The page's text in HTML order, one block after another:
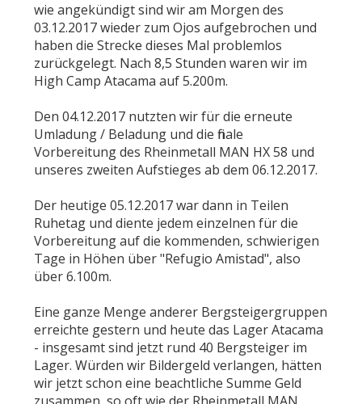
wie angekündigt sind wir am Morgen des
03.12.2017 wieder zum Ojos aufgebrochen und
haben die Strecke dieses Mal problemlos
zurückgelegt. Nach 8,5 Stunden waren wir im
High Camp Atacama auf 5.200m.
Den 04.12.2017 nutzten wir für die erneute
Umladung / Beladung und die finale
Vorbereitung des Rheinmetall MAN HX 58 und
unseres zweiten Aufstieges ab dem 06.12.2017.
Der heutige 05.12.2017 war dann in Teilen
Ruhetag und diente jedem einzelnen für die
Vorbereitung auf die kommenden, schwierigen
Tage in Höhen über "Refugio Amistad", also
über 6.100m.
Eine ganze Menge anderer Bergsteigergruppen
erreichte gestern und heute das Lager Atacama
- insgesamt sind jetzt rund 40 Bergsteiger im
Lager. Würden wir Bildergeld verlangen, hätten
wir jetzt schon eine beachtliche Summe Geld